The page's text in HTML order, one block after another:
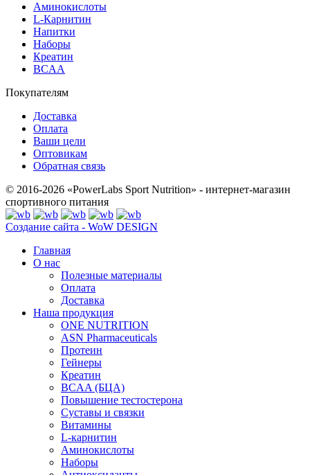
Аминокислоты
L-Карнитин
Напитки
Наборы
Креатин
BCAA
Покупателям
Доставка
Оплата
Ваши цели
Оптовикам
Обратная связь
© 2016-2026 «PowerLabs Sport Nutrition» - интернет-магазин
спортивного питания
Создание сайта - WoW DESIGN
Главная
О нас
Полезные материалы
Оплата
Доставка
Наша продукция
ONE NUTRITION
ASN Pharmaceuticals
Протеин
Гейнеры
Креатин
BCAA (БЦА)
Повышение тестостерона
Суставы и связки
Витамины
L-карнитин
Аминокислоты
Наборы